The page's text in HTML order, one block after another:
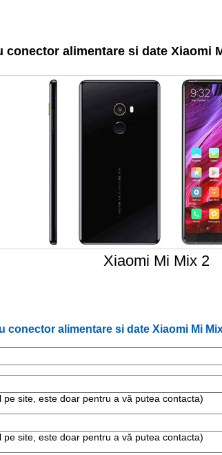
conector alimentare si date Xiaomi
Xiaomi Mi Mix 2
alimentare si date Xiaomi Mi
pe site, este doar pentru a vă putea contacta)
pe site, este doar pentru a vă putea contacta)